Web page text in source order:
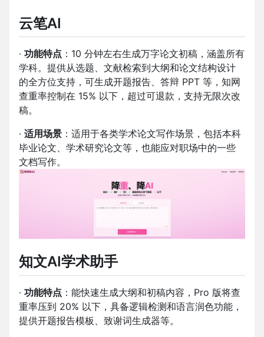
云笔AI
· 功能特点 ：10 分钟左右生成万字论文初稿，涵盖所有
学科。提供从选题、文献检索到大纲和论文结构设计
的全方位支持，可生成开题报告、答辩 PPT 等，知网
查重率控制在 15% 以下，超过可退款，支持无限次改
稿。
· 适用场景 ：适用于各类学术论文写作场景，包括本科
毕业论文、学术研究论文等，也能应对职场中的一些
文档写作。
知文AI学术助手
· 功能特点 ：能快速生成大纲和初稿内容，Pro 版将查
重率压到 20% 以下，具备逻辑检测和语言润色功能，
提供开题报告模板、致谢词生成器等。